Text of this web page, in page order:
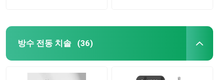
방수 전동 치솔 (36)